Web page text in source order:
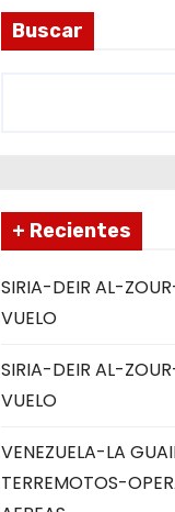
Buscar
+ Recientes
SIRIA-DEIR AL-
VUELO
SIRIA-DEIR AL-
VUELO
VENEZUELA-LA
TERREMOTOS-